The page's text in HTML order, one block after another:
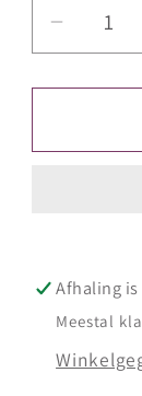
Aantal
voor
Afhaling
Meestal